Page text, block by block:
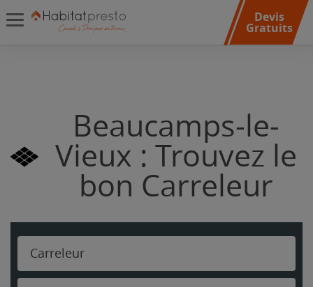
Devis
Gratuits
Beaucamps-le-
Vieux : Trouvez le
bon Carreleur
Carreleur